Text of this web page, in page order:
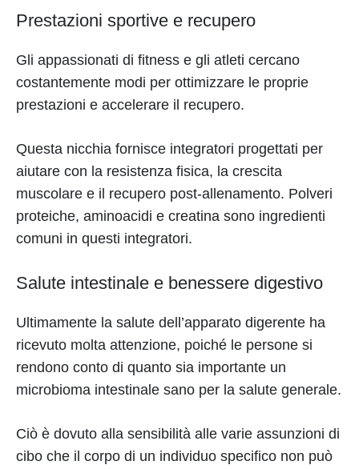
Prestazioni sportive e recupero
Gli appassionati di fitness e gli atleti cercano
costantemente modi per ottimizzare le proprie
prestazioni e accelerare il recupero.
Questa nicchia fornisce integratori progettati per
aiutare con la resistenza fisica, la crescita
muscolare e il recupero post-allenamento. Polveri
proteiche, aminoacidi e creatina sono ingredienti
comuni in questi integratori.
Salute intestinale e benessere digestivo
Ultimamente la salute dell’apparato digerente ha
ricevuto molta attenzione, poiché le persone si
rendono conto di quanto sia importante un
microbioma intestinale sano per la salute generale.
Ciò è dovuto alla sensibilità alle varie assunzioni di
cibo che il corpo di un individuo specifico non può